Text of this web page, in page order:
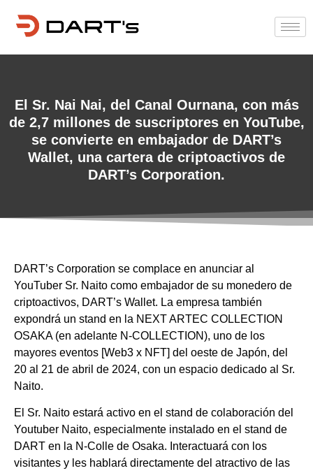
El Sr. Nai Nai, del Canal Ournana, con más
de 2,7 millones de suscriptores en YouTube,
se convierte en embajador de DART’s
Wallet, una cartera de criptoactivos de
DART’s Corporation.
DART’s Corporation se complace en anunciar al
YouTuber Sr. Naito como embajador de su monedero de
criptoactivos, DART’s Wallet. La empresa también
expondrá un stand en la NEXT ARTEC COLLECTION
OSAKA (en adelante N-COLLECTION), uno de los
mayores eventos [Web3 x NFT] del oeste de Japón, del
20 al 21 de abril de 2024, con un espacio dedicado al Sr.
Naito.
El Sr. Naito estará activo en el stand de colaboración del
Youtuber Naito, especialmente instalado en el stand de
DART en la N-Colle de Osaka. Interactuará con los
visitantes y les hablará directamente del atractivo de las